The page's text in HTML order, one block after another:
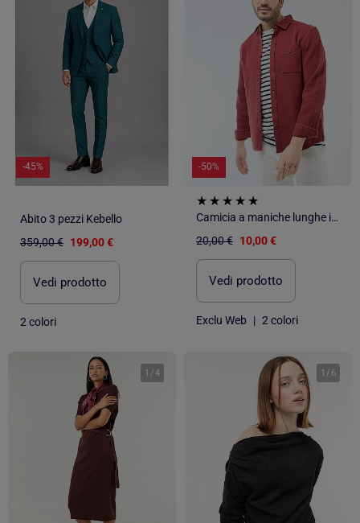
-45%
Abito 3 pezzi Kebello
359,00 € 199,00 €
Vedi prodotto
2 colori
-50%
Camicia a maniche lunghe in tessuto goffrato
20,00 € 10,00 €
Vedi prodotto
Exclu Web | 2 colori
1 /4 1 / 6